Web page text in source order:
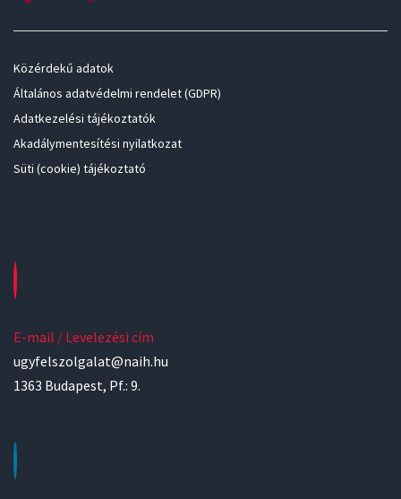
Közérdekű adatok
Általános adatvédelmi rendelet (GDPR)
Adatkezelési tájékoztatók
Akadálymentesítési nyilatkozat
Süti (cookie) tájékoztató
E-mail / Levelezési cím
ugyfelszolgalat@naih.hu
1363 Budapest, Pf.: 9.